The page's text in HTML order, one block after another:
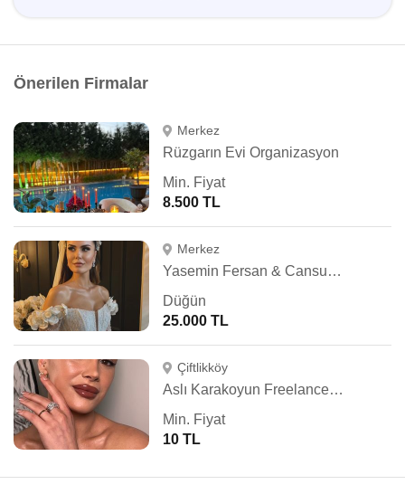
Önerilen Firmalar
Merkez
Rüzgarın Evi Organizasyon
Min. Fiyat
8.500 TL
Merkez
Yasemin Fersan & Cansu Alkan Studio
Düğün
25.000 TL
Çiftlikköy
Aslı Karakoyun Freelance Makeup Artist
Min. Fiyat
10 TL